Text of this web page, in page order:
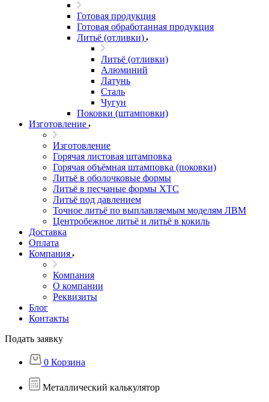
Готовая продукция
Готовая обработанная продукция
Литьё (отливки)
Литьё (отливки)
Алюминий
Латунь
Сталь
Чугун
Поковки (штамповки)
Изготовление
Изготовление
Горячая листовая штамповка
Горячая объёмная штамповка (поковки)
Литьё в оболочковые формы
Литьё в песчаные формы ХТС
Литьё под давлением
Точное литьё по выплавляемым моделям ЛВМ
Центробежное литьё и литьё в кокиль
Доставка
Оплата
Компания
Компания
О компании
Реквизиты
Блог
Контакты
Подать заявку
0 Корзина
Металлический калькулятор